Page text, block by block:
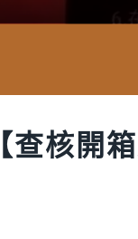
【查核開